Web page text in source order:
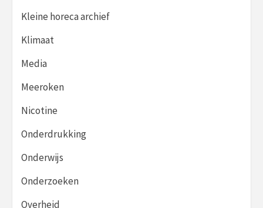
Kleine horeca archief
Klimaat
Media
Meeroken
Nicotine
Onderdrukking
Onderwijs
Onderzoeken
Overheid